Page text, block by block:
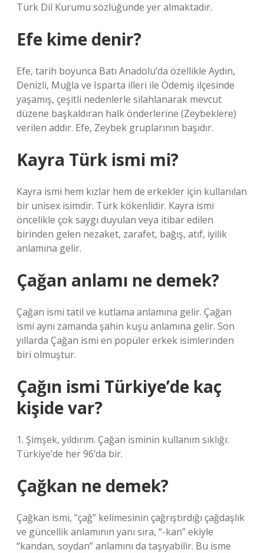
Türk Dil Kurumu sözlüğünde yer almaktadır.
Efe kime denir?
Efe, tarih boyunca Batı Anadolu’da özellikle Aydın,
Denizli, Muğla ve Isparta illeri ile Ödemiş ilçesinde
yaşamış, çeşitli nedenlerle silahlanarak mevcut
düzene başkaldıran halk önderlerine (Zeybeklere)
verilen addır. Efe, Zeybek gruplarının başıdır.
Kayra Türk ismi mi?
Kayra ismi hem kızlar hem de erkekler için kullanılan
bir unisex isimdir. Türk kökenlidir. Kayra ismi
öncelikle çok saygı duyulan veya itibar edilen
birinden gelen nezaket, zarafet, bağış, atıf, iyilik
anlamına gelir.
Çağan anlamı ne demek?
Çağan ismi tatil ve kutlama anlamına gelir. Çağan
ismi aynı zamanda şahin kuşu anlamına gelir. Son
yıllarda Çağan ismi en popüler erkek isimlerinden
biri olmuştur.
Çağın ismi Türkiye’de kaç
kişide var?
1. Şimşek, yıldırım. Çağan isminin kullanım sıklığı:
Türkiye’de her 96’da bir.
Çağkan ne demek?
Çağkan ismi, “çağ” kelimesinin çağrıştırdığı çağdaşlık
ve güncellik anlamının yanı sıra, “-kan” ekiyle
“kandan, soydan” anlamını da taşıyabilir. Bu isme